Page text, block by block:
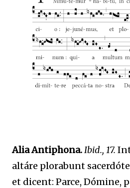
Alia Antiphona.Ibid., 17.
altáre plorabunt
et dicent: Parce, Dómine,